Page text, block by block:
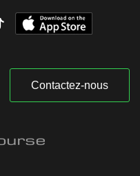
Contactez-nous